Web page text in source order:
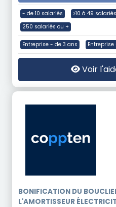
- de 10 salariés >10 à 49 salariés
250 salariés ou +
Entreprise - de 3 ans Entreprise
Voir
BONIFICATION DU
L'AMORTISSEUR